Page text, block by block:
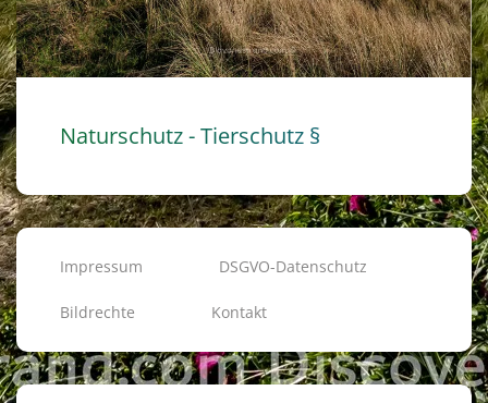
Naturschutz - Tierschutz §
Impressum DSGVO-Datenschutz
Bildrechte Kontakt